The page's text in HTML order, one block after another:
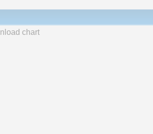
chart